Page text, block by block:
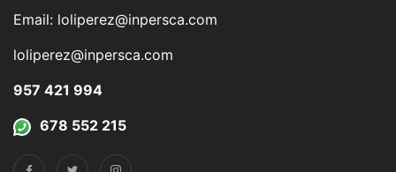
Email: loliperez@inpersca.com
loliperez@inpersca.com
957 421 994
678 552 215